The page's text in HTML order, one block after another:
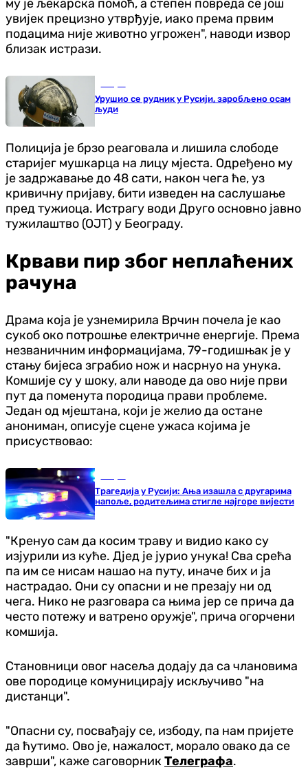
му је љекарска помоћ, а степен повреда се још
увијек прецизно утврђује, иако према првим
подацима није животно угрожен", наводи извор
близак истрази.
Урушио се рудник у Русији, заробљено осам
људи
Полиција је брзо реаговала и лишила слободе
старијег мушкарца на лицу мјеста. Одређено му
је задржавање до 48 сати, након чега ће, уз
кривичну пријаву, бити изведен на саслушање
пред тужиоца. Истрагу води Друго основно јавно
тужилаштво (ОЈТ) у Београду.
Крвави пир због неплаћених
рачуна
Драма која је узнемирила Врчин почела је као
сукоб око потрошње електричне енергије. Према
незваничним информацијама, 79-годишњак је у
стању бијеса зграбио нож и насрнуо на унука.
Комшије су у шоку, али наводе да ово није први
пут да поменута породица прави проблеме.
Један од мјештана, који је желио да остане
анониман, описује сцене ужаса којима је
присуствовао:
Трагедија у Русији: Ања изашла с другарима
напоље, родитељима стигле најгоре вијести
"Кренуо сам да косим траву и видио како су
изјурили из куће. Дјед је јурио унука! Сва срећа
па им се нисам нашао на путу, иначе бих и ја
настрадао. Они су опасни и не презају ни од
чега. Нико не разговара са њима јер се прича да
често потежу и ватрено оружје", прича огорчени
комшија.
Становници овог насеља додају да са члановима
ове породице комуницирају искључиво "на
дистанци".
"Опасни су, посвађају се, избоду, па нам пријете
да ћутимо. Ово је, нажалост, морало овако да се
заврши", каже саговорникТелеграфа.